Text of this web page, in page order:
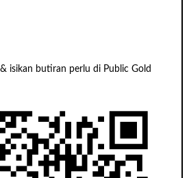
isikan butiran perlu di Public Gold